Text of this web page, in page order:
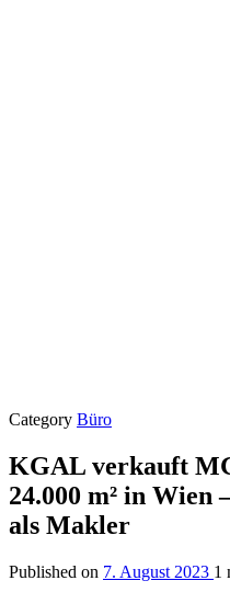
Category Büro
KGAL verkauft
24.000 m² in
als Makler
Published on 7. August 2023 1